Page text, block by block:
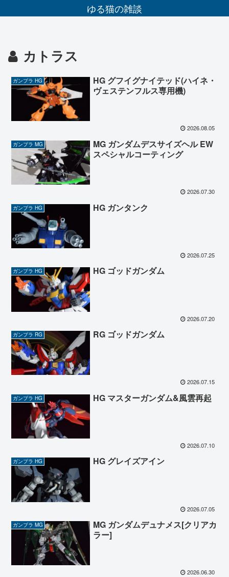
ゆる猫の雑談
カトラス
ガンプラ HG
HG グフイグナイテッド(ハイネ・
ヴェステンフルス専用機)
2026.08.05
ガンプラ MG
MG ガンダムデスサイズヘル EW
スペシャルコーティング
2026.07.30
ガンプラ HG HG ガンタンク
2026.07.25
ガンプラ HG HG ゴッドガンダム
2026.07.20
ガンプラ RG RG ゴッドガンダム
2026.07.15
ガンプラ HG HG マスターガンダム&風雲再起
2026.07.10
ガンプラ HG HG グレイズアイン
2026.07.05
ガンプラ MG
MG ガンダムデュナメス[クリアカ
ラー]
2026.06.30